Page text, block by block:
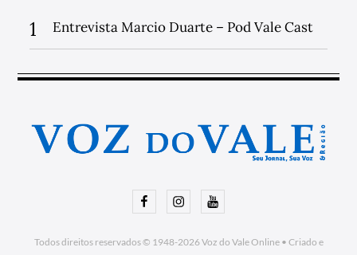
1 Entrevista Marcio Duarte – Pod Vale Cast
FacebookInstagramYoutube
Todos direitos reservados © 1948-2026Voz do Vale Online• Criado e